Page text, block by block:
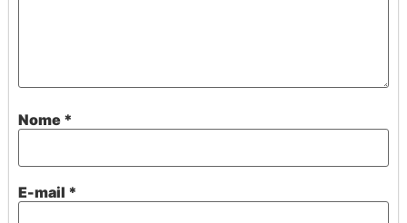
Nome *
E-mail *